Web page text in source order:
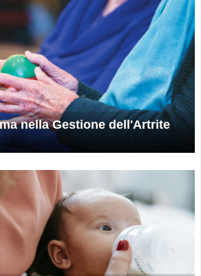
nella Gestione dell'Artrite